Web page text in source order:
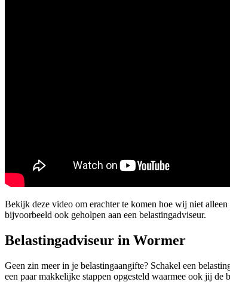
Bekijk deze video om erachter te komen hoe wij niet
bijvoorbeeld ook geholpen aan een belastingadviseur.
Belastingadviseur in Wormer
Geen zin meer in je belastingaangifte? Schakel een
een paar makkelijke stappen opgesteld waarmee ook jij